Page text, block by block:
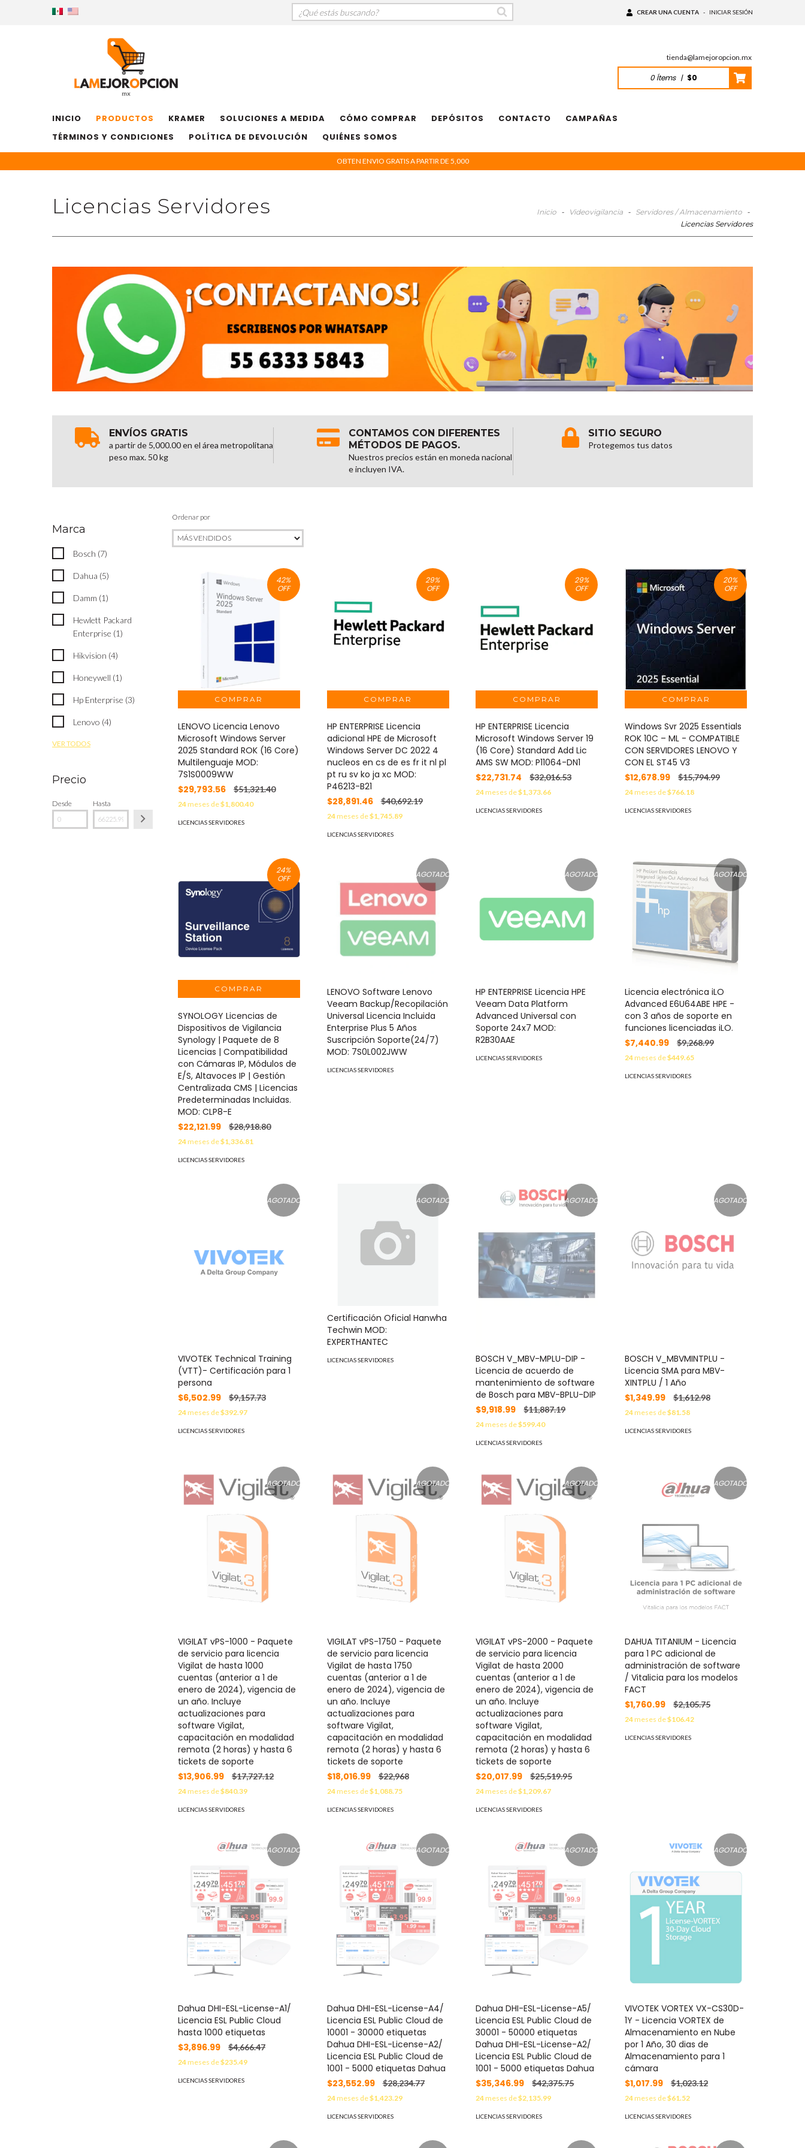
CREAR UNA CUENTA - INICIAR SESIÓN
tienda@lamejoropcion.mx
0Ítems | $0
INICIO PRODUCTOS KRAMER SOLUCIONES A MEDIDA CÓMO COMPRAR DEPÓSITOS CONTACTO
CAMPAÑAS
TÉRMINOS Y CONDICIONES
POLÍTICA DE DEVOLUCIÓN QUIÉNES SOMOS
OBTEN ENVIO GRATIS A PARTIR DE 5,000
Licencias Servidores Inicio - Videovigilancia - Servidores / Almacenamiento -
Licencias Servidores
ENVÍOS GRATIS
a partir de 5,000.00 en el área metropolitana
peso max. 50 kg
CONTAMOS CON DIFERENTES
MÉTODOS DE PAGOS.
Nuestros precios están en moneda nacional
e incluyen IVA.
SITIO SEGURO
Protegemos tus datos
Marca
Bosch (7)
Dahua (5)
Damm (1)
Hewlett Packard
Enterprise (1)
Hikvision (4)
Honeywell (1)
Hp Enterprise (3)
Lenovo (4)
VER TODOS
Precio
Desde Hasta
Ordenar por
42%
OFF
LENOVO Licencia Lenovo
Microsoft Windows Server
2025 Standard ROK (16 Core)
Multilenguaje MOD:
7S1S0009WW
$29,793.56
$51,321.40
24meses de$1,800.40
LICENCIAS SERVIDORES
29%
OFF
HP ENTERPRISE Licencia
adicional HPE de Microsoft
Windows Server DC 2022 4
nucleos en cs de es fr it nl pl
pt ru sv ko ja xc MOD:
P46213-B21
$28,891.46
$40,692.19
24meses de$1,745.89
LICENCIAS SERVIDORES
29%
OFF
HP ENTERPRISE Licencia
Microsoft Windows Server 19
(16 Core) Standard Add Lic
AMS SW MOD: P11064-DN1
$22,731.74
$32,016.53
24meses de$1,373.66
LICENCIAS SERVIDORES
20%
OFF
Windows Svr 2025 Essentials
ROK 10C – ML - COMPATIBLE
CON SERVIDORES LENOVO Y
CON EL ST45 V3
$12,678.99
$15,794.99
24meses de$766.18
LICENCIAS SERVIDORES
24%
OFF
SYNOLOGY Licencias de
Dispositivos de Vigilancia
Synology | Paquete de 8
Licencias | Compatibilidad
con Cámaras IP, Módulos de
E/S, Altavoces IP | Gestión
Centralizada CMS | Licencias
Predeterminadas Incluidas.
MOD: CLP8-E
$22,121.99
$28,918.80
24meses de$1,336.81
LICENCIAS SERVIDORES
AGOTADO
LENOVO Software Lenovo
Veeam Backup/Recopilación
Universal Licencia Incluida
Enterprise Plus 5 Años
Suscripción Soporte(24/7)
MOD: 7S0L002JWW
LICENCIAS SERVIDORES
AGOTADO
HP ENTERPRISE Licencia HPE
Veeam Data Platform
Advanced Universal con
Soporte 24x7 MOD:
R2B30AAE
LICENCIAS SERVIDORES
AGOTADO
Licencia electrónica iLO
Advanced E6U64ABE HPE -
con 3 años de soporte en
funciones licenciadas iLO.
$7,440.99
$9,268.99
24meses de$449.65
LICENCIAS SERVIDORES
AGOTADO
VIVOTEK Technical Training
(VTT)- Certificación para 1
persona
$6,502.99
$9,157.73
24meses de$392.97
LICENCIAS SERVIDORES
AGOTADO
Certificación Oficial Hanwha
Techwin MOD:
EXPERTHANTEC
LICENCIAS SERVIDORES
AGOTADO
BOSCH V_MBV-MPLU-DIP -
Licencia de acuerdo de
mantenimiento de software
de Bosch para MBV-BPLU-DIP
$9,918.99
$11,887.19
24meses de$599.40
LICENCIAS SERVIDORES
AGOTADO
BOSCH V_MBVMINTPLU -
Licencia SMA para MBV-
XINTPLU / 1 Año
$1,349.99
$1,612.98
24meses de$81.58
LICENCIAS SERVIDORES
AGOTADO
VIGILAT vPS-1000 - Paquete
de servicio para licencia
Vigilat de hasta 1000
cuentas (anterior a 1 de
enero de 2024), vigencia de
un año. Incluye
actualizaciones para
software Vigilat,
capacitación en modalidad
remota (2 horas) y hasta 6
tickets de soporte
$13,906.99
$17,727.12
24meses de$840.39
LICENCIAS SERVIDORES
AGOTADO
VIGILAT vPS-1750 - Paquete
de servicio para licencia
Vigilat de hasta 1750
cuentas (anterior a 1 de
enero de 2024), vigencia de
un año. Incluye
actualizaciones para
software Vigilat,
capacitación en modalidad
remota (2 horas) y hasta 6
tickets de soporte
$18,016.99
$22,968
24meses de$1,088.75
LICENCIAS SERVIDORES
AGOTADO
VIGILAT vPS-2000 - Paquete
de servicio para licencia
Vigilat de hasta 2000
cuentas (anterior a 1 de
enero de 2024), vigencia de
un año. Incluye
actualizaciones para
software Vigilat,
capacitación en modalidad
remota (2 horas) y hasta 6
tickets de soporte
$20,017.99
$25,519.95
24meses de$1,209.67
LICENCIAS SERVIDORES
AGOTADO
DAHUA TITANIUM - Licencia
para 1 PC adicional de
administración de software
/ Vitalicia para los modelos
FACT
$1,760.99
$2,105.75
24meses de$106.42
LICENCIAS SERVIDORES
AGOTADO
Dahua DHI-ESL-License-A1/
Licencia ESL Public Cloud
hasta 1000 etiquetas
$3,896.99
$4,666.47
24meses de$235.49
LICENCIAS SERVIDORES
AGOTADO
Dahua DHI-ESL-License-A4/
Licencia ESL Public Cloud de
10001 - 30000 etiquetas
Dahua DHI-ESL-License-A2/
Licencia ESL Public Cloud de
1001 - 5000 etiquetas Dahua
$23,552.99
$28,234.77
24meses de$1,423.29
LICENCIAS SERVIDORES
AGOTADO
Dahua DHI-ESL-License-A5/
Licencia ESL Public Cloud de
30001 - 50000 etiquetas
Dahua DHI-ESL-License-A2/
Licencia ESL Public Cloud de
1001 - 5000 etiquetas Dahua
$35,346.99
$42,375.75
24meses de$2,135.99
LICENCIAS SERVIDORES
AGOTADO
VIVOTEK VORTEX VX-CS30D-
1Y - Licencia VORTEX de
Almacenamiento en Nube
por 1 Año, 30 dias de
Almacenamiento para 1
cámara
$1,017.99
$1,023.12
24meses de$61.52
LICENCIAS SERVIDORES